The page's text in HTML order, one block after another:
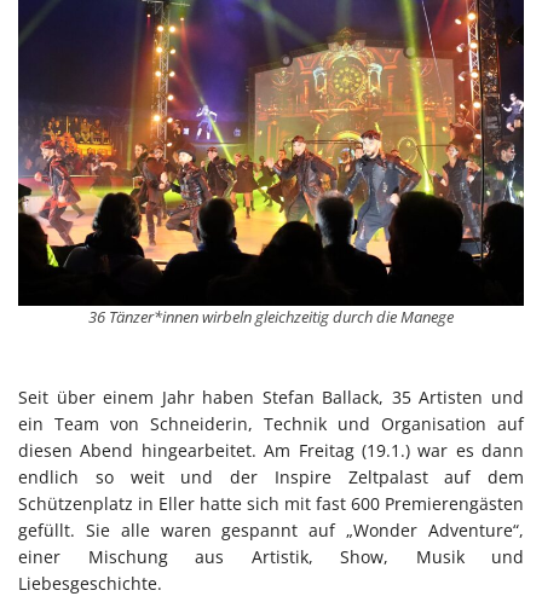
36 Tänzer*innen wirbeln gleichzeitig durch die Manege
Seit über einem Jahr haben Stefan Ballack, 35 Artisten und
ein Team von Schneiderin, Technik und Organisation auf
diesen Abend hingearbeitet. Am Freitag (19.1.) war es dann
endlich so weit und der Inspire Zeltpalast auf dem
Schützenplatz in Eller hatte sich mit fast 600 Premierengästen
gefüllt. Sie alle waren gespannt auf „Wonder Adventure“,
einer Mischung aus Artistik, Show, Musik und
Liebesgeschichte.